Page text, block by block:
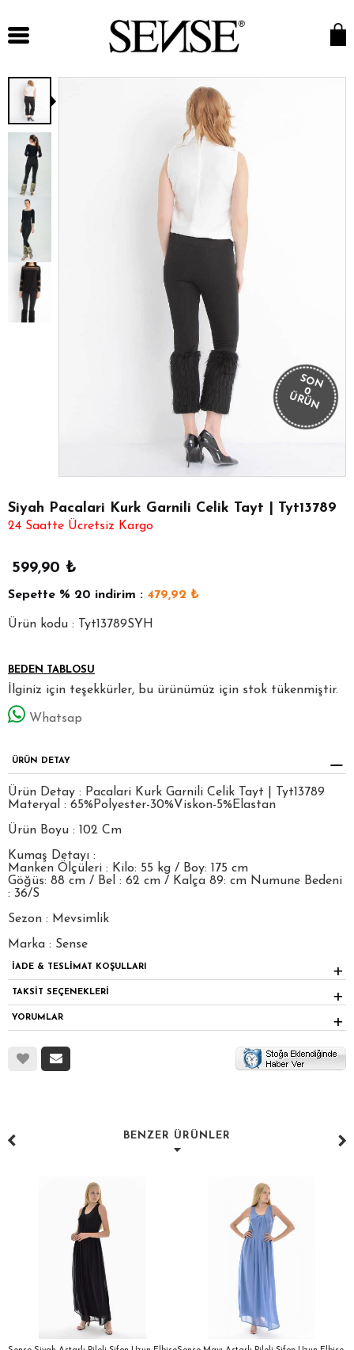
SON
0
ÜRÜN
Siyah Pacalari Kurk Garnili Celik Tayt | Tyt13789
24 Saatte Ücretsiz Kargo
599,90 ₺
Sepette % 20 indirim : 479,92 ₺
Ürün kodu : Tyt13789SYH
BEDEN TABLOSU
İlginiz için teşekkürler, bu ürünümüz için stok tükenmiştir.
Whatsap
ÜRÜN DETAY
Ürün Detay : Pacalari Kurk Garnili Celik Tayt | Tyt13789
Materyal : 65%Polyester-30%Viskon-5%Elastan
Ürün Boyu : 102 Cm
Kumaş Detayı :
Manken Ölçüleri : Kilo: 55 kg / Boy: 175 cm
Göğüs: 88 cm / Bel : 62 cm / Kalça 89: cm Numune Bedeni
: 36/S
Sezon : Mevsimlik
Marka : Sense
İADE & TESLİMAT KOŞULLARI
TAKSİT SEÇENEKLERİ
YORUMLAR
BENZER ÜRÜNLER